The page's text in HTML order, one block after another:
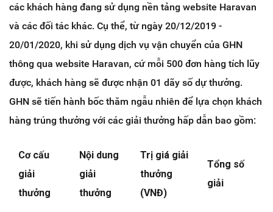
các khách hàng đang sử dụng nền tảng website Haravan
và các đối tác khác. Cụ thể, từ ngày 20/12/2019 -
20/01/2020, khi sử dụng dịch vụ vận chuyển của GHN
thông qua website Haravan, cứ mỗi 500 đơn hàng tích lũy
được, khách hàng sẽ được nhận 01 dãy số dự thưởng.
GHN sẽ tiến hành bốc thăm ngẫu nhiên để lựa chọn khách
hàng trúng thưởng với các giải thưởng hấp dẫn bao gồm:
Cơ cấu
giải
thưởng
Nội dung
giải
thưởng
Trị giá giải
thưởng
(VNĐ)
Tổng số
giải